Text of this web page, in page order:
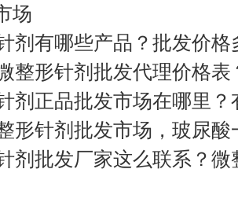
场
剂有哪些产品？批发价
整形针剂批发代理价格
剂正品批发市场在哪里
形针剂批发市场，玻尿
剂批发厂家这么联系？